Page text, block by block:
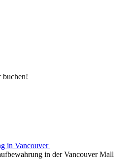
buchen!
in Vancouver
in der Vancouver Mall